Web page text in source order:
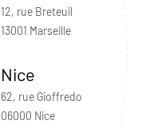
12, rue Breteuil
13001 Marseille
Nice
62, rue Gioffredo
06000 Nice